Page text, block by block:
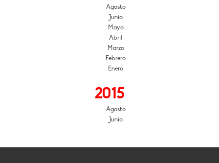
Agosto
Junio
Mayo
Abril
Marzo
Febrero
Enero
2015
Agosto
Junio